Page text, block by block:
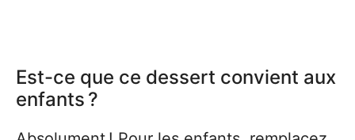
Est-ce que ce dessert convient aux
enfants ?